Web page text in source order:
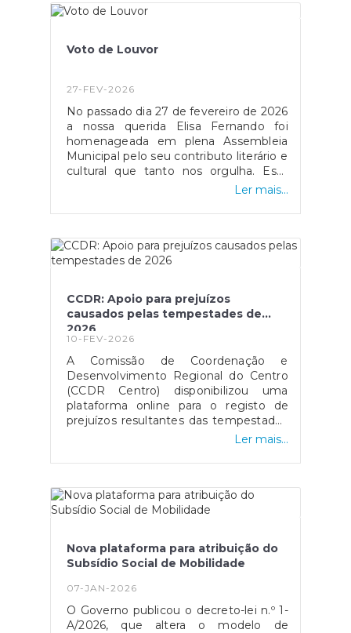
linguagem!
Voto de Louvor
27-FEV-2026
No passado dia 27 de fevereiro de 2026
a nossa querida Elisa Fernando foi
homenageada em plena Assembleia
Municipal pelo seu contributo literário e
cultural que tanto nos orgulha. Esta
homenagem vem no seguimento das
que por questões de saúde não foi
Fernando. É uma honra enorme ter
senhoras e senhores na nossa
amam a sua terra. Obrigado!!
Ler mais...
CCDR: Apoio para prejuízos
causados pelas tempestades de
2026
10-FEV-2026
A Comissão de Coordenação e
Desenvolvimento Regional do Centro
(CCDR Centro) disponibilizou uma
plataforma online para o registo de
prejuízos resultantes das tempestades
de 2026 que afetaram vários concelhos
cidadãos, empresas, agricultores e
danos em habitações, atividades
económicas, explorações agrícolas e
acesso a apoios técnicos e
financeiros.O registo dos prejuízos é
um passo essencial para a avaliação
dos danos e para a ativação dos
plataforma pode ser consultada no site
oficial da CCDR Centro.Esta
Ler mais...
Nova plataforma para atribuição do
Subsídio Social de Mobilidade
07-JAN-2026
O Governo publicou o decreto-lei n.º 1-
A/2026, que altera o modelo de